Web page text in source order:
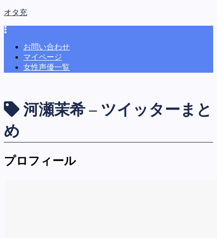
オタ充
お問い合わせ
マイページ
女性声優一覧
河瀬茉希 – ツイッターまと
め
プロフィール